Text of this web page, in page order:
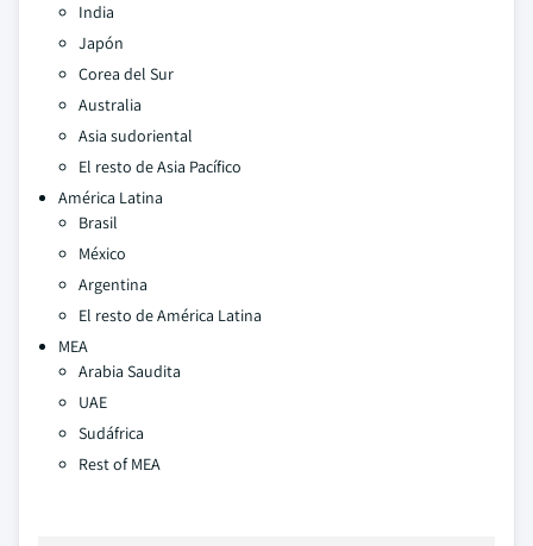
India
Japón
Corea del Sur
Australia
Asia sudoriental
El resto de Asia Pacífico
América Latina
Brasil
México
Argentina
El resto de América Latina
MEA
Arabia Saudita
UAE
Sudáfrica
Rest of MEA